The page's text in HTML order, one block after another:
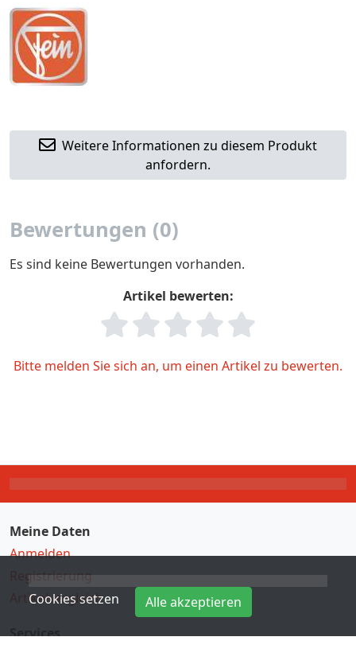
Weitere Informationen zu diesem Produkt
anfordern.
Bewertungen (0)
Es sind keine Bewertungen vorhanden.
Artikel bewerten:
Bitte melden Sie sich an, um einen Artikel zu bewerten.
Meine Daten
Anmelden
Registrierung
Artikelvergleich
Services
Cookies setzen Alle akzeptieren